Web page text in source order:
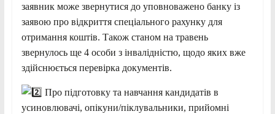
заявник може звернутися до уповноважено банку із
заявою про відкриття спеціального рахунку для
отримання коштів. Також станом на травень
звернулось ще 4 особи з інвалідністю, щодо яких вже
здійснюється перевірка документів.
Про підготовку та навчання кандидатів в
усиновлювачі, опікуни/піклувальники, прийомні